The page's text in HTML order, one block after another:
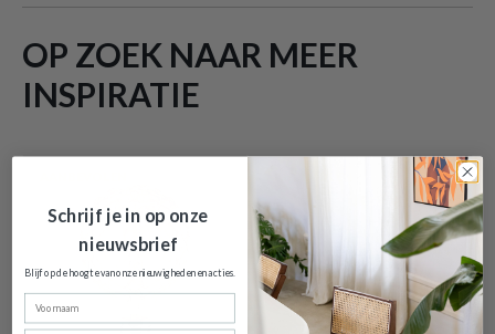
OP ZOEK NAAR MEER
INSPIRATIE
LED-lamp LED LAMP Wit
Schrijf je in op onze
nieuwsbrief
Blijf op de hoogte van onze nieuwigheden enacties.
Voornaam